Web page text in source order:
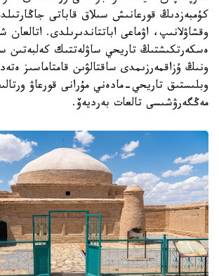
كۇمبەزدىڭ قورعانىش سىلاق قاباتى
وقشاۋلانىپ، اۋماعى اباتتاندىرىلدى. اتالعان
ەسكەرتكىشتىڭ تاريحي ساۋلەتتىك كەلبەتىن
ونىڭ ۇزاقمەرزىمدى ساقتالۋىن قامتاماسىز
وبلىستىق تاريحي-مادەني مۇرانى قورعاۋ
مەڭگەرۋشىسى تالعات بەرديەۆ.